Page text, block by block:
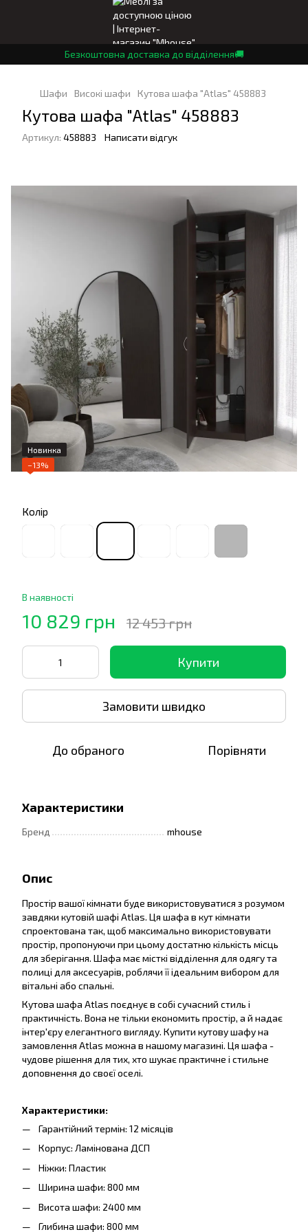
Безкоштовна доставка до відділення🚚
Шафи Високі шафи Кутова шафа "Atlas" 458883
Кутова шафа "Atlas" 458883
Артикул: 458883 Написати відгук
Новинка
−13%
Колір
В наявності
10 829 грн 12 453 грн
Купити
Замовити швидко
До обраного Порівняти
Характеристики
Бренд mhouse
Опис
Простір вашої кімнати буде використовуватися з розумом
завдяки кутовій шафі Atlas. Ця шафа в кут кімнати
спроектована так, щоб максимально використовувати
простір, пропонуючи при цьому достатню кількість місць
для зберігання. Шафа має місткі відділення для одягу та
полиці для аксесуарів, роблячи її ідеальним вибором для
вітальні або спальні.
Кутова шафа Atlas поєднує в собі сучасний стиль і
практичність. Вона не тільки економить простір, а й надає
інтер'єру елегантного вигляду. Купити кутову шафу на
замовлення Atlas можна в нашому магазині. Ця шафа -
чудове рішення для тих, хто шукає практичне і стильне
доповнення до своєї оселі.
Характеристики:
Гарантійний термін: 12 місяців
Корпус: Ламінована ДСП
Ніжки: Пластик
Ширина шафи: 800 мм
Висота шафи: 2400 мм
Глибина шафи: 800 мм